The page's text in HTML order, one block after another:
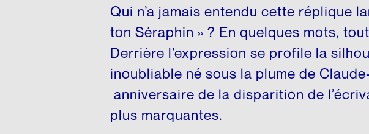
Qui n’a jamais entendu cette réplique
ton Séraphin » ? En quelques mots,
Derrière l’expression se profile la
inoubliable né sous la plume de
anniversaire de la disparition de
plus marquantes.